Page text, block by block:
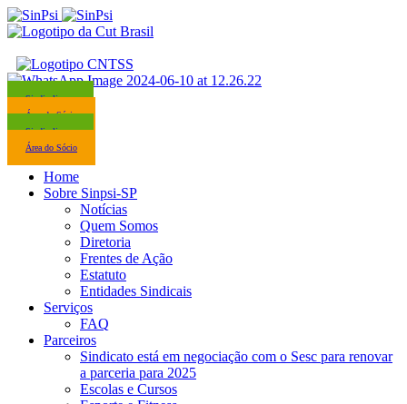
Sindicalize-se
Área do Sócio
Sindicalize-se
Área do Sócio
Home
Sobre Sinpsi-SP
Notícias
Quem Somos
Diretoria
Frentes de Ação
Estatuto
Entidades Sindicais
Serviços
FAQ
Parceiros
Sindicato está em negociação com o Sesc para renovar
a parceria para 2025
Escolas e Cursos